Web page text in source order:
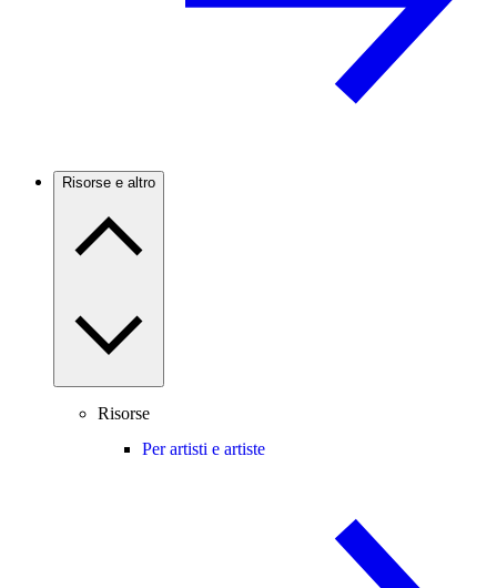
Risorse e altro
Risorse
Per artisti e artiste